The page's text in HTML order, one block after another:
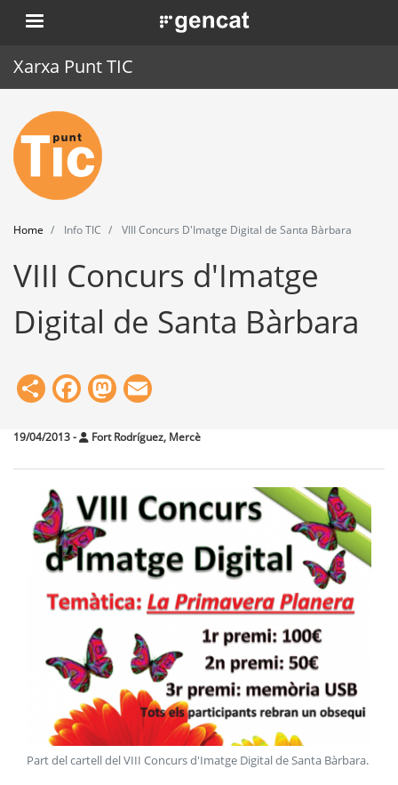
Skip
to
. Obre en una nova finestra.
Xarxa Punt TIC
Home
Punt TIC
News
Events
Training
Tools
Home Info TIC VIII Concurs D'Imatge Digital de Santa Bàrbara
VIII Concurs d'Imatge
Digital de Santa Bàrbara
ShareFacebook
Mastodon
19/04/2013- Fort Rodríguez, Mercè
Part del cartell del VIII Concurs d'Imatge Digital de Santa Bàrbara.